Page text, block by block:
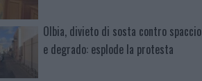
Olbia, divieto di sosta contro spaccio
e degrado: esplode la protesta